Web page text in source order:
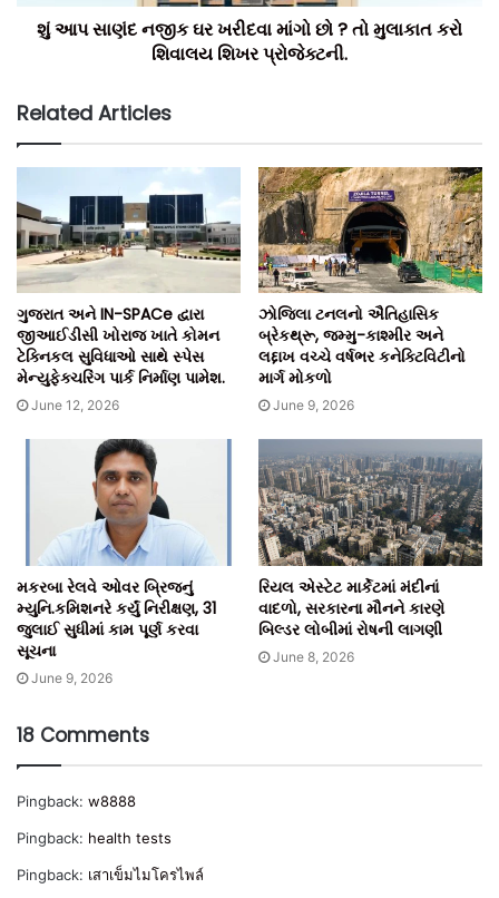
શું આપ સાણંદ નજીક ઘર ખરીદવા માંગો છો ? તો મુલાકાત કરો
શિવાલય શિખર પ્રોજેક્ટની.
Related Articles
ગુજરાત અને IN-SPACe દ્વારા
જીઆઈડીસી ખોરાજ ખાતે કોમન
ટેક્નિકલ સુવિધાઓ સાથે સ્પેસ
મેન્યુફેક્ચરિંગ પાર્ક નિર્માણ પામેશ.
June 12, 2026
ઝોજિલા ટનલનો ઐતિહાસિક
બ્રેકથ્રૂ, જમ્મુ-કાશ્મીર અને
લદ્દાખ વચ્ચે વર્ષભર કનેક્ટિવિટીનો
માર્ગ મોકળો
June 9, 2026
મકરબા રેલવે ઓવર બ્રિજનું
મ્યુનિ.કમિશનરે કર્યું નિરીક્ષણ, 31
જુલાઈ સુધીમાં કામ પૂર્ણ કરવા
સૂચના
June 9, 2026
રિયલ એસ્ટેટ માર્કેટમાં મંદીનાં
વાદળો, સરકારના મૌનને કારણે
બિલ્ડર લોબીમાં રોષની લાગણી
June 8, 2026
18 Comments
Pingback: w8888
Pingback: health tests
Pingback: เสาเข็มไมโครไพล์